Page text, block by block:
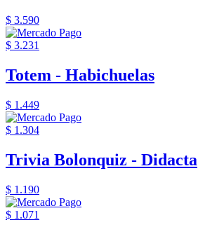
$ 3.590
$ 3.231
Totem - Habichuelas
$ 1.449
$ 1.304
Trivia Bolonquiz - Didacta
$ 1.190
$ 1.071